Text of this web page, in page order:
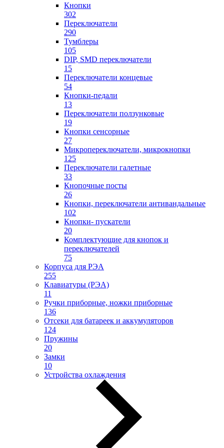
Кнопки
302
Переключатели
290
Тумблеры
105
DIP, SMD переключатели
15
Переключатели концевые
54
Кнопки-педали
13
Переключатели ползунковые
19
Кнопки сенсорные
27
Микропереключатели, микрокнопки
125
Переключатели галетные
33
Кнопочные посты
26
Кнопки, переключатели антивандальные
102
Кнопки- пускатели
20
Комплектующие для кнопок и
переключателей
75
Корпуса для РЭА
255
Клавиатуры (РЭА)
11
Ручки приборные, ножки приборные
136
Отсеки для батареек и аккумуляторов
124
Пружины
20
Замки
10
Устройства охлаждения